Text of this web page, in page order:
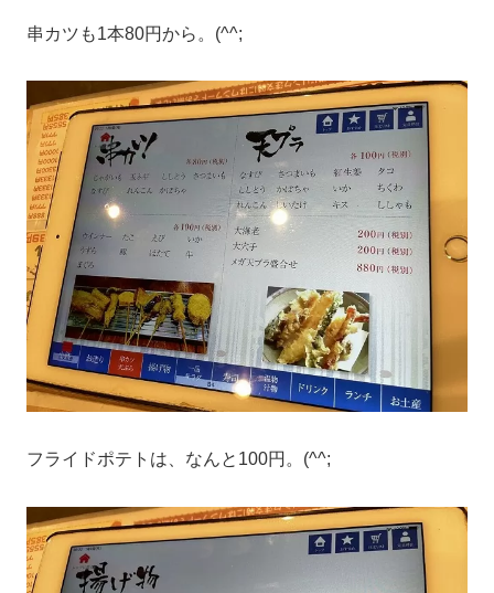
串カツも1本80円から。(^^;
フライドポテトは、なんと100円。(^^;